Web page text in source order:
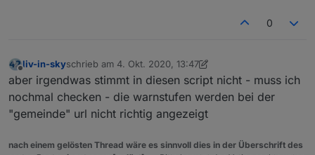
0
Offline
liv-in-skyschrieb am 4. Okt. 2020, 13:47
zuletzt editiert von liv-in-sky 10. Apr. 2020, 15:47
aber irgendwas stimmt in diesen script nicht - muss ich
nochmal checken - die warnstufen werden bei der
"gemeinde" url nicht richtig angezeigt
nach einem gelösten Thread wäre es sinnvoll dies in der Überschrift des